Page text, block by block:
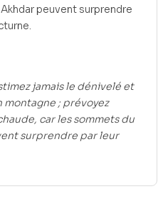
peuvent surprendre
jamais le dénivelé et
; prévoyez
car les sommets du
surprendre par leur